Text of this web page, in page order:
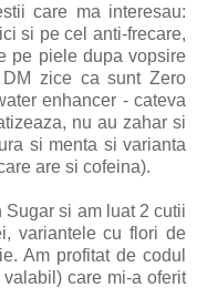
care ma interesau:
si pe cel anti-frecare,
pe piele dupa vopsire
zice ca sunt Zero
enhancer - cateva
nu au zahar si
si menta si varianta
are si cofeina).
si am luat 2 cutii
variantele cu flori de
Am profitat de codul
care mi-a oferit